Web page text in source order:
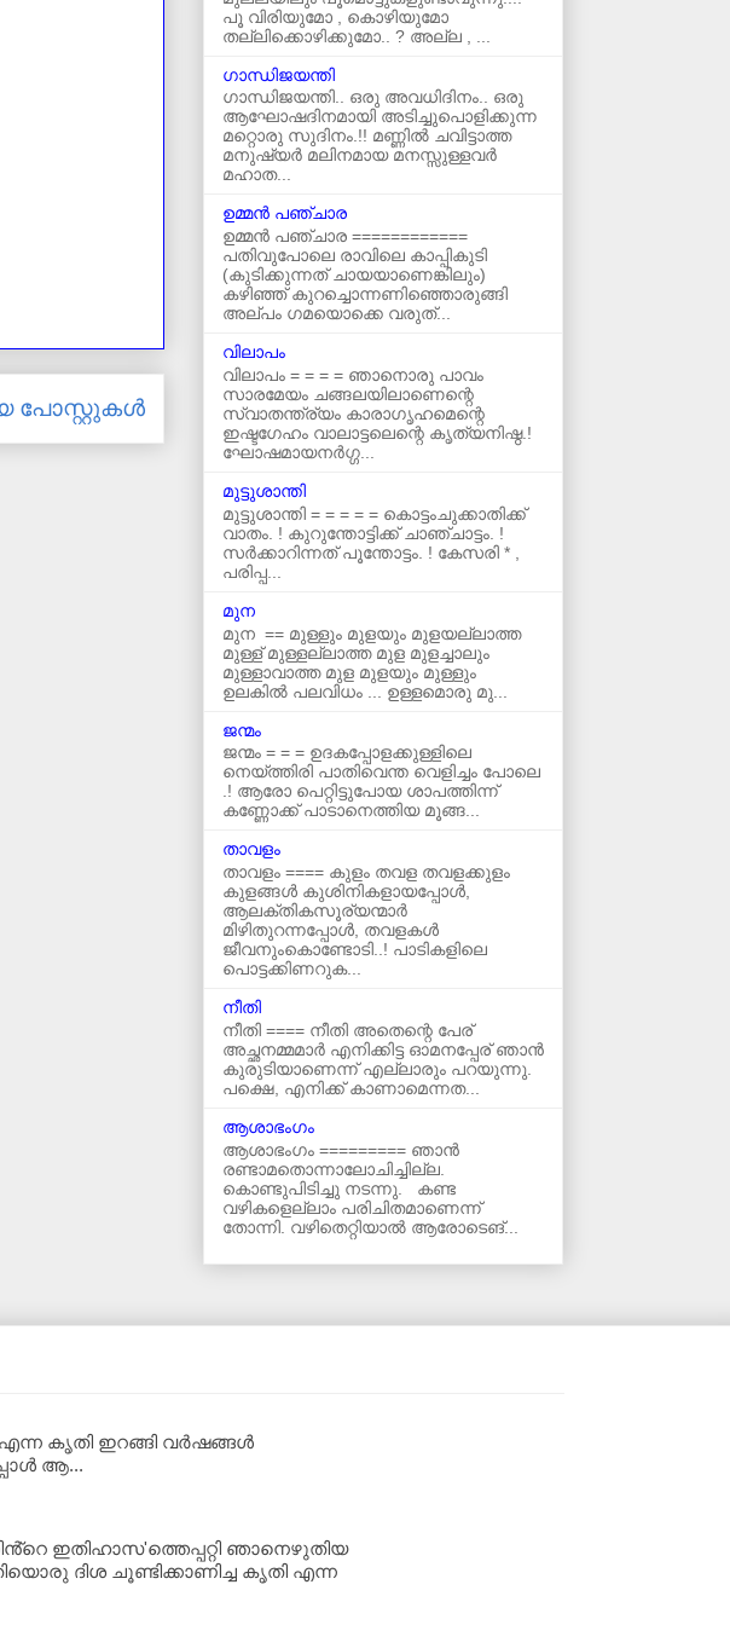
പോസ്റ്റുകള്‍
പൂ വിരിയുമോ , കൊഴിയുമോ
തല്ലിക്കൊഴിക്കുമോ.. ? അല്ല , ...
ഗാന്ധിജയന്തി
ഗാന്ധിജയന്തി.. ഒരു അവധിദിനം.. ഒരു
ആഘോഷദിനമായി അടിച്ചുപൊളിക്കുന്ന
മറ്റൊരു സുദിനം.!! മണ്ണിൽ ചവിട്ടാത്ത
മനുഷ്യർ മലിനമായ മനസ്സുള്ളവർ
മഹാത...
ഉമ്മന്‍ പഞ്ചാര
ഉമ്മൻ പഞ്ചാര ============
പതിവുപോലെ രാവിലെ കാപ്പികുടി
(കുടിക്കുന്നത് ചായയാണെങ്കിലും)
കഴിഞ്ഞ് കുറച്ചൊന്നണിഞ്ഞൊരുങ്ങി
അല്പം ഗമയൊക്കെ വരുത്...
വിലാപം
വിലാപം = = = = ഞാനൊരു പാവം
സാരമേയം ചങ്ങലയിലാണെന്റെ
സ്വാതന്ത്ര്യം കാരാഗൃഹമെന്റെ
ഇഷ്ടഗേഹം വാലാട്ടലെന്റെ കൃത്യനിഷ്ഠ.!
ഘോഷമായനർഗ്ഗ...
മുട്ടുശാന്തി
മുട്ടുശാന്തി = = = = = കൊട്ടംചുക്കാതിക്ക്‌
വാതം. ! കുറുന്തോട്ടിക്ക്‌ ചാഞ്ചാട്ടം. !
സർക്കാറിന്നത്‌ പൂന്തോട്ടം. ! കേസരി * ,
പരിപ്പ...
മുന
മുന == മുള്ളും മുളയും മുളയല്ലാത്ത
മുള്ള് മുള്ളല്ലാത്ത മുള മുളച്ചാലും
മുള്ളാവാത്ത മുള മുളയും മുള്ളും
ഉലകില്‍ പലവിധം ... ഉള്ളമൊരു മു...
ജന്മം
ജന്മം = = = ഉദകപ്പോളക്കുള്ളിലെ
നെയ്ത്തിരി പാതിവെന്ത വെളിച്ചം പോലെ
.! ആരോ പെറ്റിട്ടുപോയ ശാപത്തിന്ന്
കണ്ണോക്ക് പാടാനെത്തിയ മൂങ്ങ...
താവളം
താവളം ==== കുളം തവള തവളക്കുളം
കുളങ്ങൾ കുശിനികളായപ്പോൾ,
ആലക്തികസൂര്യന്മാർ
മിഴിതുറന്നപ്പോൾ, തവളകൾ
ജീവനുംകൊണ്ടോടി..! പാടികളിലെ
പൊട്ടക്കിണറുക...
നീതി
നീതി ==== നീതി അതെന്റെ പേര്
അച്ഛനമ്മമാർ എനിക്കിട്ട ഓമനപ്പേര് ഞാന്‍
കുരുടിയാണെന്ന് എല്ലാരും പറയുന്നു.
പക്ഷെ, എനിക്ക് കാണാമെന്നത...
ആശാഭംഗം
ആശാഭംഗം ========= ഞാൻ
രണ്ടാമതൊന്നാലോചിച്ചില്ല.
കൊണ്ടുപിടിച്ചു നടന്നു. കണ്ട
വഴികളെല്ലാം പരിചിതമാണെന്ന്
തോന്നി. വഴിതെറ്റിയാൽ ആരോടെങ്...
കൃതി ഇറങ്ങി വർഷങ്ങൾ
ആ...
ഇതിഹാസ'ത്തെപ്പറ്റി ഞാനെഴുതിയ
ദിശ ചൂണ്ടിക്കാണിച്ച കൃതി എന്ന